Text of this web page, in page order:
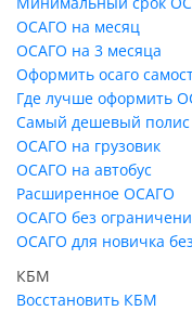
ОСАГО на месяц
ОСАГО на 3 месяца
Оформить осаго
Где лучше оформить
Самый дешевый полис
ОСАГО на грузовик
ОСАГО на автобус
Расширенное ОСАГО
ОСАГО без
ОСАГО для новичка
КБМ
Восстановить КБМ